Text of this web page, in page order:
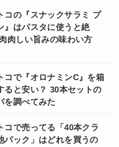
コの『スナックサラミ プ
』はパスタに使うと絶
肉しい旨みの味わい方
コで『オロナミンC』を箱
ると安い？ 30本セットの
を調べてみた
コで売ってる「40本クラ
パック」はどれを買うの